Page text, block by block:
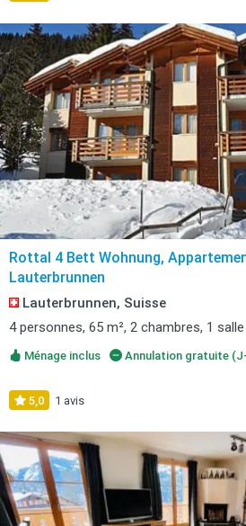
Rottal 4 Bett Wohnung,
Lauterbrunnen
Lauterbrunnen, Suisse
4 personnes, 65 m², 2 chambres, 1 salle
Ménage inclus Annulation gratuite
5,0 1 avis